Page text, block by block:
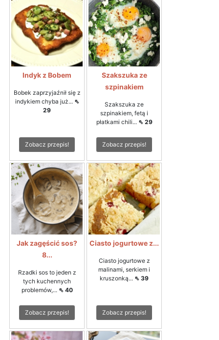
Indyk z Bobem
Bobek zaprzyjaźnił się z
indykiem chyba już... ⇖
29
Zobacz przepis!
Szakszuka ze
szpinakiem
Szakszuka ze
szpinakiem, fetą i
płatkami chili... ⇖ 29
Zobacz przepis!
Jak zagęścić sos?
8...
Rzadki sos to jeden z
tych kuchennych
problemów,... ⇖ 40
Zobacz przepis!
Ciasto jogurtowe z...
Ciasto jogurtowe z
malinami, serkiem i
kruszonką... ⇖ 39
Zobacz przepis!